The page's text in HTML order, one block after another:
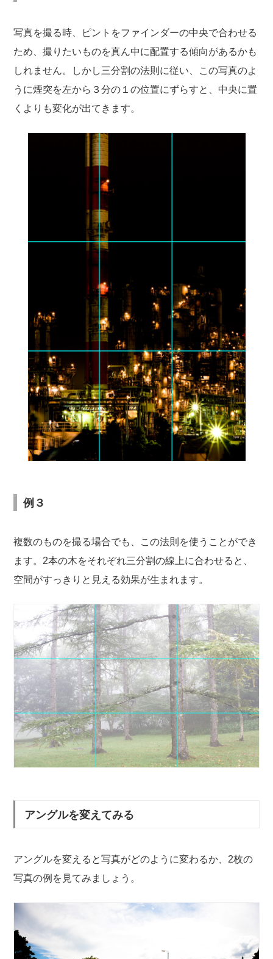
写真を撮る時、ピントをファインダーの中央で合わせる
ため、撮りたいものを真ん中に配置する傾向があるかも
しれません。しかし三分割の法則に従い、この写真のよ
うに煙突を左から３分の１の位置にずらすと、中央に置
くよりも変化が出てきます。
例３
複数のものを撮る場合でも、この法則を使うことができ
ます。2本の木をそれぞれ三分割の線上に合わせると、
空間がすっきりと見える効果が生まれます。
アングルを変えてみる
アングルを変えると写真がどのように変わるか、2枚の
写真の例を見てみましょう。